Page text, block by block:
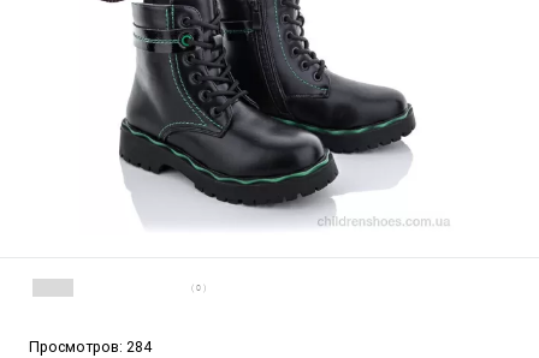
( 0 )
Просмотров: 284